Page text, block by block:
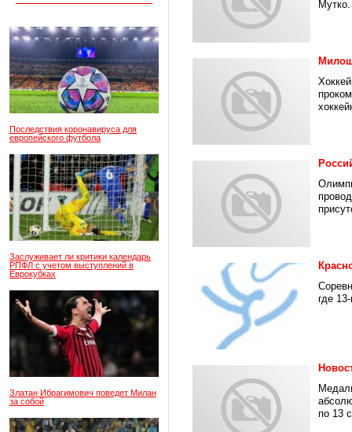
Последствия коронавируса для
европейского футбола
Заслуживает ли критики календарь
РПФЛ с учетом выступлений в
Еврокубках
Златан Ибрагимович поведет Милан
за собой
где
по 13